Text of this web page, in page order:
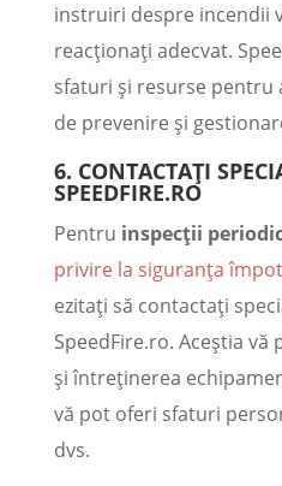
instruiri despre incendii
reacționați adecvat.
sfaturi și resurse pentru
de prevenire și
6. CONTACTAȚI
SPEEDFIRE.RO
Pentru inspecții
privire la siguranța
ezitați să contactați
SpeedFire.ro. Aceștia
și întreținerea
vă pot oferi sfaturi
dvs.